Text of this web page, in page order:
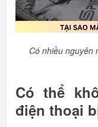
Có nhiều nguyên
Có thể
điện thoại